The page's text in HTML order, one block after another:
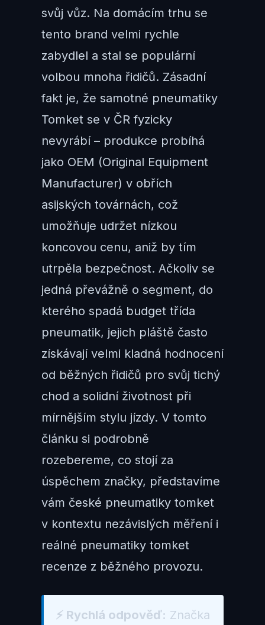
svůj vůz. Na domácím trhu se
tento brand velmi rychle
zabydlel a stal se populární
volbou mnoha řidičů. Zásadní
fakt je, že samotné pneumatiky
Tomket se v ČR fyzicky
nevyrábí – produkce probíhá
jako OEM (Original Equipment
Manufacturer) v obřích
asijských továrnách, což
umožňuje udržet nízkou
koncovou cenu, aniž by tím
utrpěla bezpečnost. Ačkoliv se
jedná převážně o segment, do
kterého spadá budget třída
pneumatik, jejich pláště často
získávají velmi kladná hodnocení
od běžných řidičů pro svůj tichý
chod a solidní životnost při
mírnějším stylu jízdy. V tomto
článku si podrobně
rozebereme, co stojí za
úspěchem značky, představíme
vám české pneumatiky tomket
v kontextu nezávislých měření i
reálné pneumatiky tomket
recenze z běžného provozu.
⚡ Rychlá odpověď: Značka